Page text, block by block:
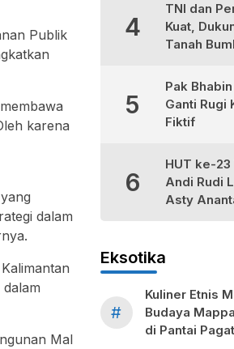
Publik
karena
dalam
Mal
4
TNI dan
Kuat,
Tanah
5
Pak
Ganti Rugi
Fiktif
6
HUT ke-
Andi Rudi
Asty
Eksotika
#
Kuliner Etnis
Budaya
di Pantai